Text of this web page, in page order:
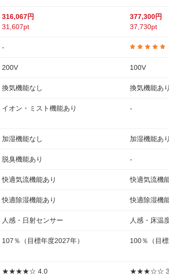
316,067円
31,607pt
-
200V
換気機能なし
イオン・ミスト機能あり
加湿機能なし
脱臭機能あり
快適気流機能あり
快適除湿機能あり
人感・日射センサー
107％（目標年度2027年）
★★★★☆ 4.0
377,300円
37,730pt
100V
換気機能あり
-
加湿機能あり
-
快適気流機能あり
快適除湿機能あり
人感・床温度センサ
100％（目標年度
★★★☆☆ 3.0